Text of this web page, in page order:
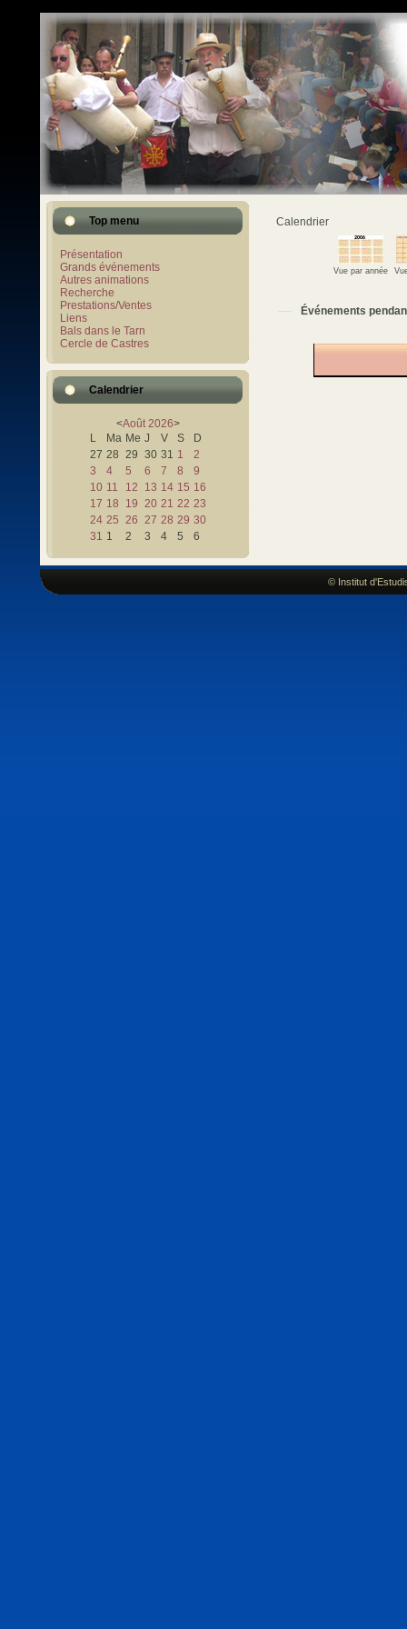
Top menu
Présentation
Grands événements
Autres animations
Recherche
Prestations/Ventes
Liens
Bals dans le Tarn
Cercle de Castres
Calendrier
<Août 2026>
L
Ma Me J V S
D
27 28 29 30 31 1
2
3
4 5 6 7 8
9
10 11 12 13 14 15 16
17 18 19 20 21 22 23
24 25 26 27 28 29 30
31 1 2 3 4 5 6
Calendrier
Vue par année
Événements
© Institut